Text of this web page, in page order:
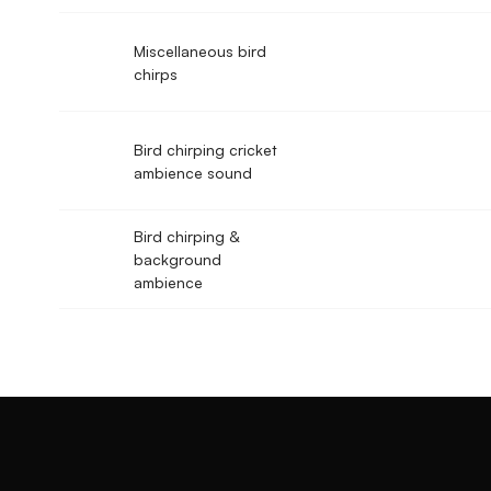
Miscellaneous bird
chirps
Bird chirping cricket
ambience sound
Bird chirping &
background
ambience